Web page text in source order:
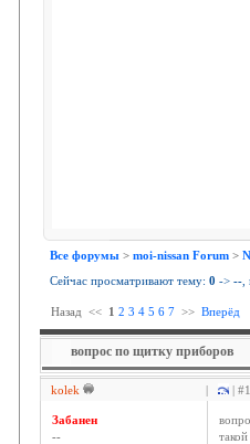
Все форумы > moi-nissan Forum >
Сейчас просматривают тему: 0 -> --
Назад << 1 2 3 4 5 6 7 >> Вперёд
вопрос по щитку приборов
kolek | |
Забанен
--